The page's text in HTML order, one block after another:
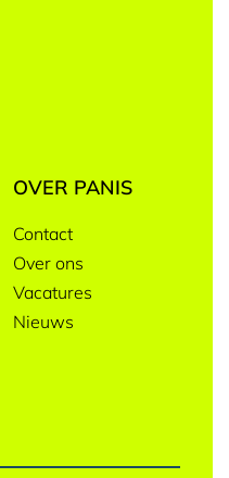
OVER PANIS
Contact
Over ons
Vacatures
Nieuws